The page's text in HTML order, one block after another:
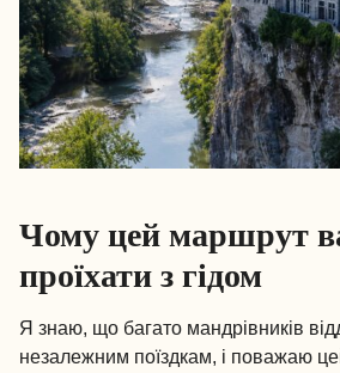
Чому цей маршрут
проїхати з гідом
Я знаю, що багато мандрівників
незалежним поїздкам, і поважаю